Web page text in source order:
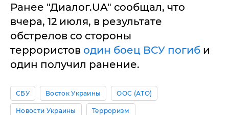
Ранее "Диалог.UA" сообщал, что
вчера, 12 июля, в результате
обстрелов со стороны
террористов один боец ВСУ погиб и
один получил ранение.
СБУ Восток Украины ООС (АТО)
Новости Украины Терроризм